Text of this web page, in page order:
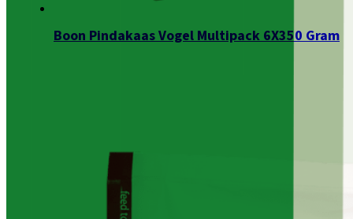
Boon Pindakaas Vogel Multipack 6X350 Gram